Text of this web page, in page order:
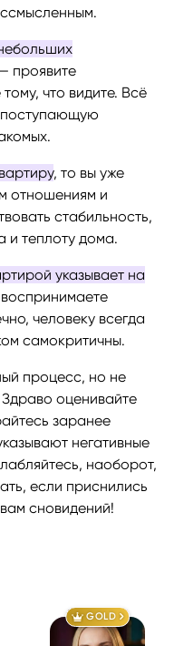
— проявите
что видите. Всё
поступающую
, то вы уже
отношениям и
стабильность,
и теплоту дома.
указывает на
человеку всегда
самокритичны.
процесс, но не
оценивайте
заранее
негативные
наоборот,
если приснились
сновидений!
GOLD